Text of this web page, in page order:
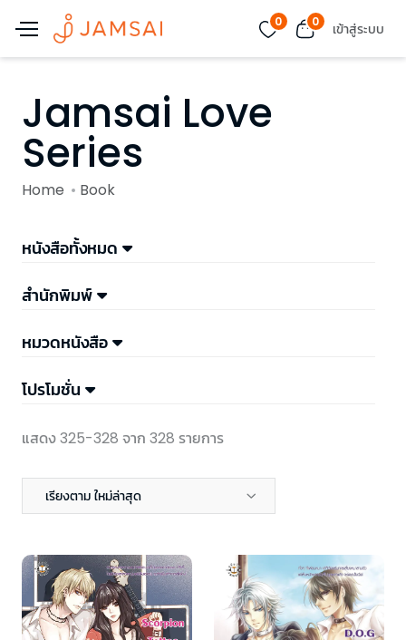
0 0 เข้าสู่ระบบ
Jamsai Love
Series
Home Book
หนังสือทั้งหมด
สำนักพิมพ์
หมวดหนังสือ
โปรโมชั่น
แสดง 325-328 จาก 328 รายการ
เรียงตาม ใหม่ล่าสุด